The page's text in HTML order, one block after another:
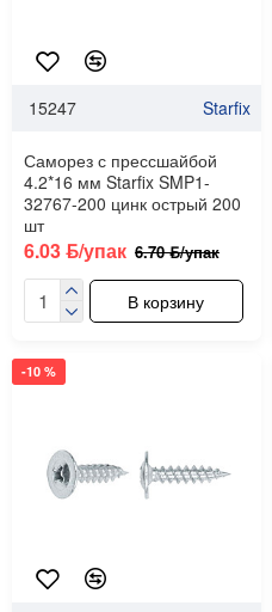
15247 Starfix
Саморез с прессшайбой
4.2*16 мм Starfix SMP1-
32767-200 цинк острый 200
шт
6.03 ƃ/упак 6.70 ƃ/упак
В корзину
-10 %